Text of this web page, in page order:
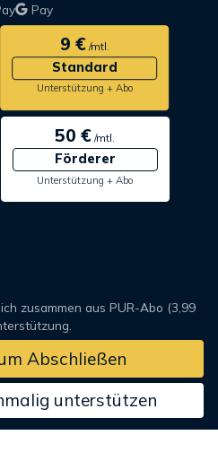
Pay
9 €/mtl.
Standard
Unterstützung + Abo
50 € /mtl.
Förderer
Unterstützung + Abo
zusammen aus PUR-Abo (3,99
Abschließen
unterstützen